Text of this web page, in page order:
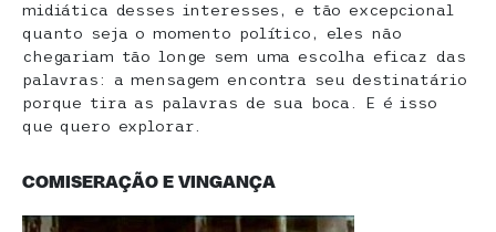
midiática desses interesses, e tão excepcional
quanto seja o momento político, eles não
chegariam tão longe sem uma escolha eficaz das
palavras: a mensagem encontra seu destinatário
porque tira as palavras de sua boca. E é isso
que quero explorar.
COMISERAÇÃO E VINGANÇA